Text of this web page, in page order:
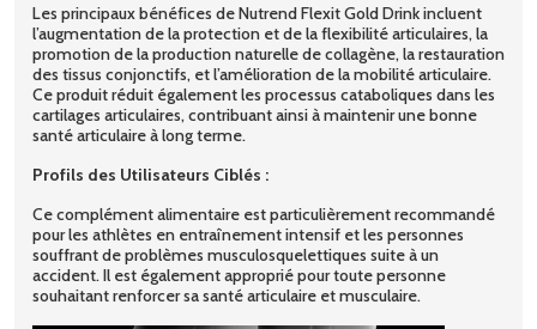
Les principaux bénéfices de Nutrend Flexit Gold Drink incluent
l’augmentation de la protection et de la flexibilité articulaires, la
promotion de la production naturelle de collagène, la restauration
des tissus conjonctifs, et l’amélioration de la mobilité articulaire.
Ce produit réduit également les processus cataboliques dans les
cartilages articulaires, contribuant ainsi à maintenir une bonne
santé articulaire à long terme.
Profils des Utilisateurs Ciblés :
Ce complément alimentaire est particulièrement recommandé
pour les athlètes en entraînement intensif et les personnes
souffrant de problèmes musculosquelettiques suite à un
accident. Il est également approprié pour toute personne
souhaitant renforcer sa santé articulaire et musculaire.